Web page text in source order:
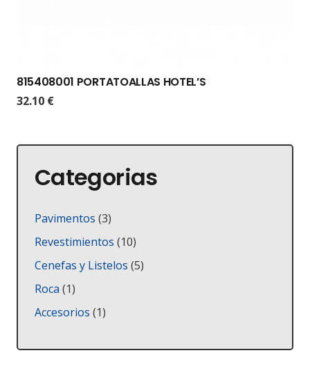
815408001 PORTATOALLAS HOTEL’S
32.10 €
Categorias
Pavimentos 33
productos
Revestimientos 1010
productos
Cenefas y Listelos 55
Roca 11
producto
Accesorios 11